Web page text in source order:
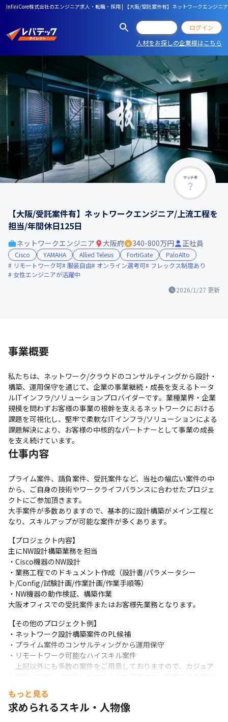
InfiniCore株式会社のエンジニア求人・転職・採用 | 【大阪/受託案件有】ネットワークエンジニ
ログイン
人材をお探しの企業様はこちら
マッチ率
【大阪/受託案件有】ネットワークエンジニア/上流工程を
担当/年間休日125日
2026/1/27 更新
ネットワークエンジニア 大阪府 340-800万円 正社員
Cisco YAMAHA Allied Telesis FortiGate
PaloAlto
リモートワーク可 服装自由 オンライン選考可
フレックス制度あり
女性エンジニアが活躍中
事業概要
私たちは、ネットワーク/クラウドのコンサルティングから設計・
構築、運用保守を通じて、企業の事業継続・成長を支えるトータ
ルITインフラ/ソリューションプロバイダーです。業種業界・企業
規模を問わずお客様の事業の根幹を支えるネットワークにおける
課題を可視化し、堅牢で柔軟なITインフラ/ソリューションによる
課題解決により、お客様の中核的なパートナーとして事業の成長
を支え続けています。
仕事内容
プライム案件、請負案件、受託案件など、当社の幅広い案件の中
から、ご自身の技術やワークライフバランスに合わせたプロジェ
クトにご参加頂きます。
大手案件が多数ありますので、基本的に設計構築がメイン工程と
なり、スキルアップが可能な案件が多くあります。
【プロジェクト内容】
主にNW設計構築業務を担当
・Cisco機器のNW設計
・業務工程でのドキュメント作成（設計書/パラメータシー
ト/Config/試験計画/作業計画/作業手順等）
・NW機器の動作検証、構築作業
大阪オフィスでの受託案件またはお客様先業務となります。
【その他のプロジェクト例】
・ネットワーク設計構築案件のPL候補
・プライム案件のコンサルティングから運用保守
・リモートワーク可能なハイスキル案件
上記以外にも多数の案件をご用意しておりますので、カジュア
ます。
もっと見る
求められるスキル・人物像